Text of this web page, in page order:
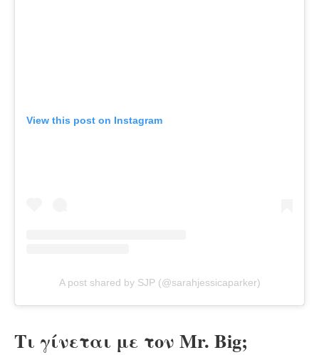
View this post on Instagram
A post shared by SJP (@sarahjessicaparker)
Τι γίνεται με τον Mr. Big;